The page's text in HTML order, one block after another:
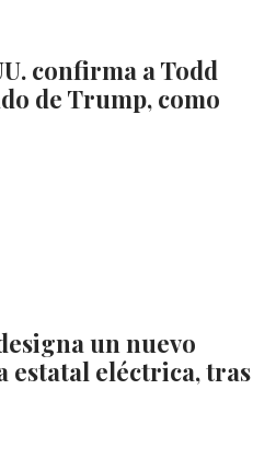
confirma a Todd
de Trump, como
un nuevo
estatal eléctrica, tras